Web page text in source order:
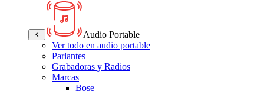
Audio Portable
Ver todo en audio portable
Parlantes
Grabadoras y Radios
Marcas
Bose